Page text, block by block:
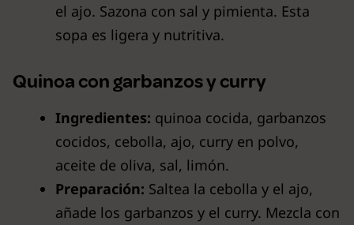
el ajo. Sazona con sal y pimienta. Esta
sopa es ligera y nutritiva.
Quinoa con garbanzos y curry
Ingredientes: quinoa cocida, garbanzos
cocidos, cebolla, ajo, curry en polvo,
aceite de oliva, sal, limón.
Preparación: Saltea la cebolla y el ajo,
añade los garbanzos y el curry. Mezcla con